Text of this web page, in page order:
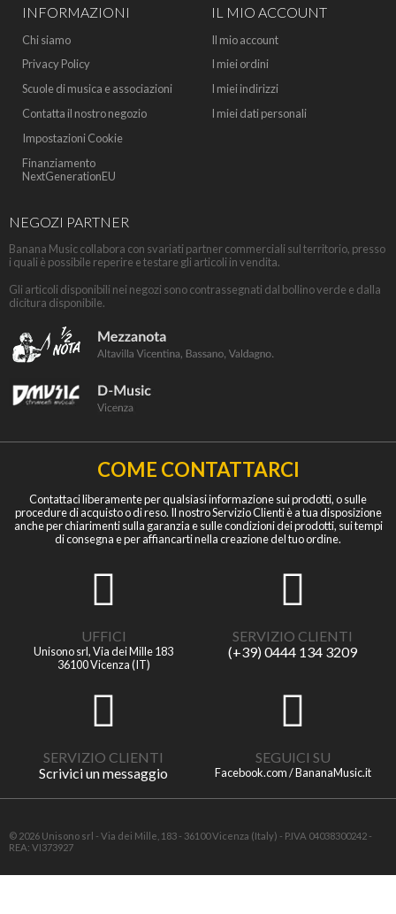
INFORMAZIONI
Chi siamo
Privacy Policy
Scuole di musica e associazioni
Contatta il nostro negozio
Impostazioni Cookie
Finanziamento
NextGenerationEU
IL MIO ACCOUNT
Il mio account
I miei ordini
I miei indirizzi
I miei dati personali
NEGOZI PARTNER
Banana Music collabora con svariati partner commerciali sul territorio, presso
i quali è possibile reperire e testare gli articoli in vendita.
Gli articoli disponibili nei negozi sono contrassegnati dal bollino verde e dalla
dicitura disponibile.
COME CONTATTARCI
Contattaci liberamente per qualsiasi informazione sui prodotti, o sulle
procedure di acquisto o di reso. Il nostro Servizio Clienti è a tua disposizione
anche per chiarimenti sulla garanzia e sulle condizioni dei prodotti, sui tempi
di consegna e per affiancarti nella creazione del tuo ordine.
UFFICI
Unisono srl, Via dei Mille 183
36100 Vicenza (IT)
SERVIZIO CLIENTI
(+39) 0444 134 3209
SERVIZIO CLIENTI
Scrivici un messaggio
SEGUICI SU
Facebook.com / BananaMusic.it
© 2026 Unisono srl - Via dei Mille, 183 - 36100 Vicenza (Italy) - P.IVA 04038300242 -
REA: VI373927